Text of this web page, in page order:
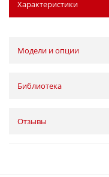
Характеристики
Модели и опции
Библиотека
Отзывы